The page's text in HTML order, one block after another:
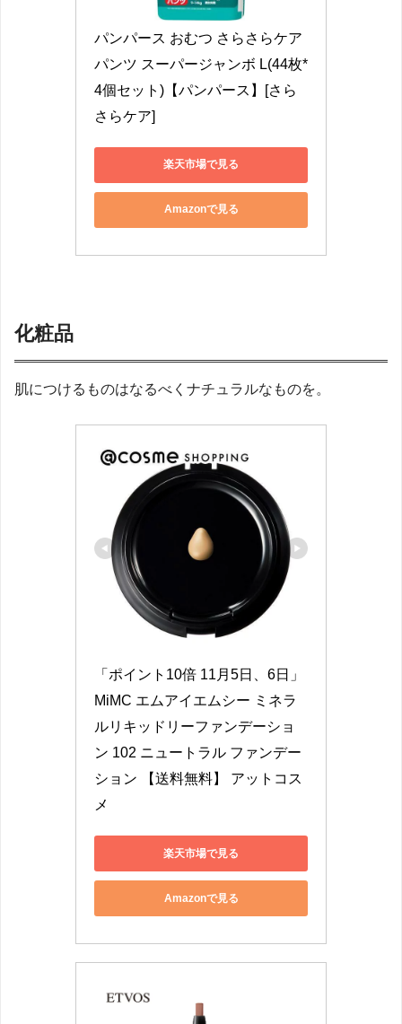
パンパース おむつ さらさらケア
パンツ スーパージャンボ L(44枚*
4個セット)【パンパース】[さら
さらケア]
楽天市場で見る
Amazonで見る
化粧品
肌につけるものはなるべくナチュラルなものを。
「ポイント10倍 11月5日、6日」
MiMC エムアイエムシー ミネラ
ルリキッドリーファンデーショ
ン 102 ニュートラル ファンデー
ション 【送料無料】 アットコス
メ
楽天市場で見る
Amazonで見る